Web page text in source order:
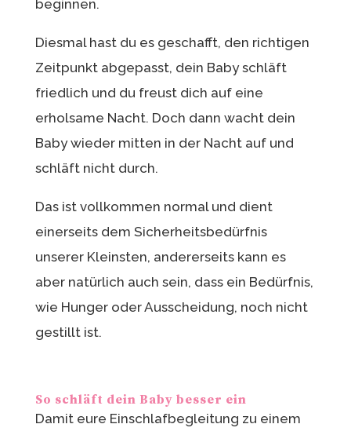
beginnen.
Diesmal hast du es geschafft, den richtigen
Zeitpunkt abgepasst, dein Baby schläft
friedlich und du freust dich auf eine
erholsame Nacht. Doch dann wacht dein
Baby wieder mitten in der Nacht auf und
schläft nicht durch.
Das ist vollkommen normal und dient
einerseits dem Sicherheitsbedürfnis
unserer Kleinsten, andererseits kann es
aber natürlich auch sein, dass ein Bedürfnis,
wie Hunger oder Ausscheidung, noch nicht
gestillt ist.
So schläft dein Baby besser ein
Damit eure Einschlafbegleitung zu einem